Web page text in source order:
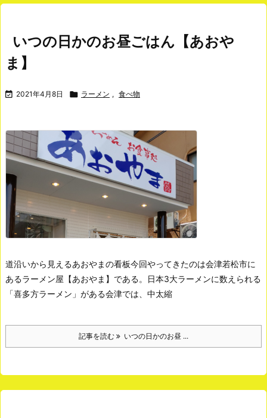
いつの日かのお昼ごはん【あおや
ま】
 2021年4月8日  ラーメン , 食べ物
道沿いから見えるあおやまの看板今回やってきたのは会津若松市に
あるラーメン屋【あおやま】である。
日本3大ラーメンに数えられる
「喜多方ラーメン」がある会津では、中太縮
記事を読む いつの日かのお昼 ...